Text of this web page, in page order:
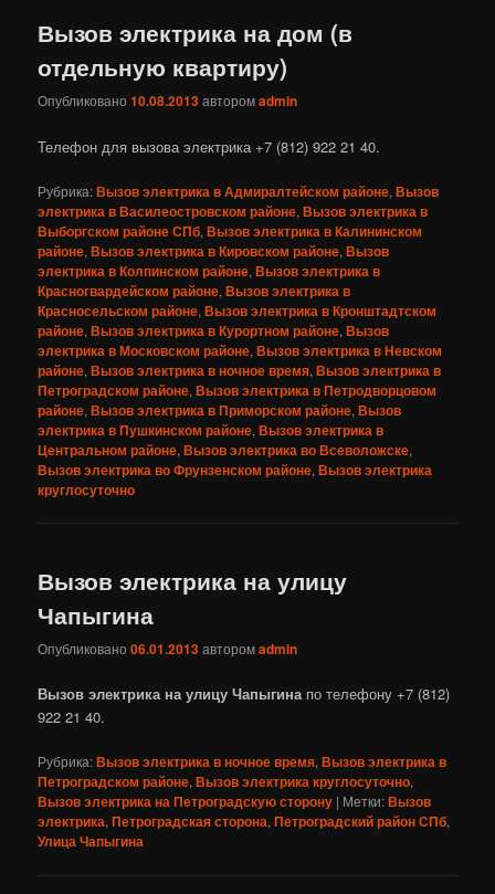
Вызов электрика на дом (в
отдельную квартиру)
Опубликовано10.08.2013авторомadmin
Телефон для вызова электрика +7 (812) 922 21 40.
Рубрика:Вызов электрика в Адмиралтейском районе,Вызов
электрика в Василеостровском районе,Вызов электрика в
Выборгском районе СПб,Вызов электрика в Калининском
районе,Вызов электрика в Кировском районе,Вызов
электрика в Колпинском районе,Вызов электрика в
Красногвардейском районе,Вызов электрика в
Красносельском районе,Вызов электрика в Кронштадтском
районе,Вызов электрика в Курортном районе,Вызов
электрика в Московском районе,Вызов электрика в Невском
районе,Вызов электрика в ночное время,Вызов электрика в
Петроградском районе,Вызов электрика в Петродворцовом
районе,Вызов электрика в Приморском районе,Вызов
электрика в Пушкинском районе,Вызов электрика в
Центральном районе,Вызов электрика во Всеволожске,
Вызов электрика во Фрунзенском районе,Вызов электрика
круглосуточно
Вызов электрика на улицу
Чапыгина
Опубликовано06.01.2013авторомadmin
Вызов электрика на улицу Чапыгинапо телефону +7 (812)
922 21 40.
Рубрика:Вызов электрика в ночное время,Вызов электрика в
Петроградском районе,Вызов электрика круглосуточно,
Вызов электрика на Петроградскую сторону | Метки:Вызов
электрика,Петроградская сторона,Петроградский район СПб,
Улица Чапыгина